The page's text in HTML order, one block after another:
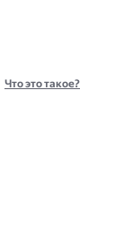
Что это такое?